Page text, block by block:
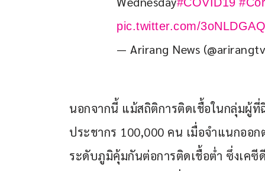
pic.twitter.com/
— Arirang News
นอกจากนี้ แม้สถิติการติดเชื้อในกลุ่มผู้
ประชากร 100,000 คน เมื่อจำแนกออ
ระดับภูมิคุ้มกันต่อการติดเชื้อต่ำ ซึ่งเค